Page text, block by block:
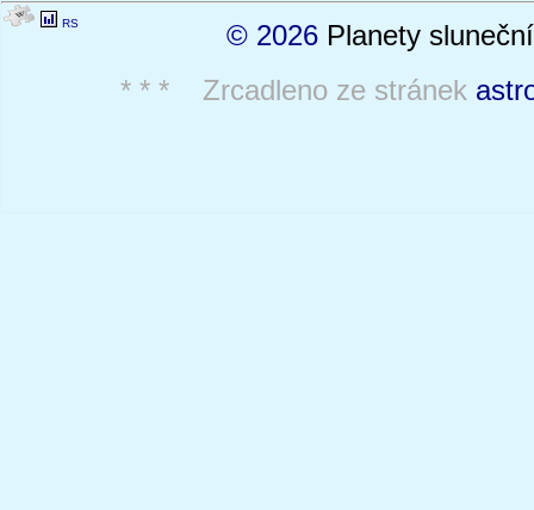
RS © 2026 Planety
* * * Zrcadleno ze stránek